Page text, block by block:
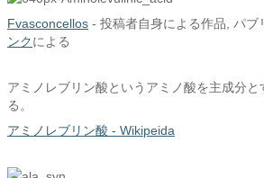
Fvasconcellos - 投稿者自身による作品 , パ
ンクによる
アミノレブリン酸というアミノ酸を主成分
る。
アミノレブリン酸 - Wikipeida